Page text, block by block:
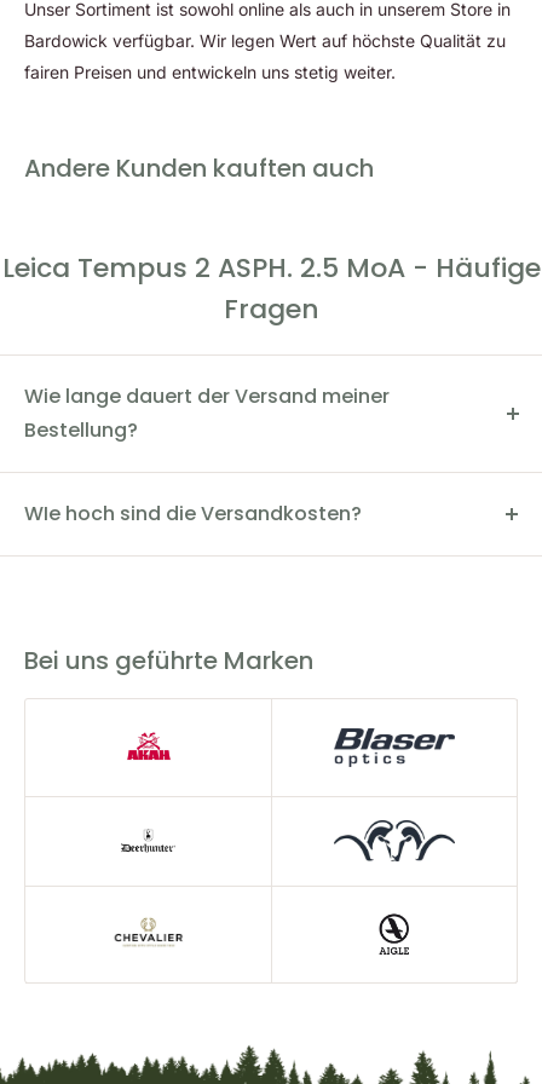
mm) und zwei Torx-Montageschrauben (T10). Das
Rotpunktvisier ist mit oder ohne Montage für eine Picatinny-
Schiene erhältlich. Bei letzterer Option werden die
Unser Sortiment ist sowohl online als auch in unserem Store in
Bardowick verfügbar. Wir legen Wert auf höchste Qualität zu
fairen Preisen und entwickeln uns stetig weiter.
Andere Kunden kauften auch
Leica Tempus 2 ASPH. 2.5 MoA - Häufige
Fragen
Wie lange dauert der Versand meiner
Bestellung?
Der Versand dauert in der Regel 2-4 Werktage. Du
kannst den Status deiner Bestellung über die
WIe hoch sind die Versandkosten?
Die Versandkosten innerhalb Deutschlands betragen
Bei uns geführte Marken